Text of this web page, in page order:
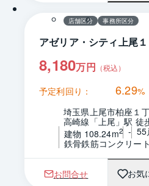
店舗区分 事務所区分
アゼリア・シティ上尾１
8,180万円 （税込）
予定利回り： 6.29%
埼玉県上尾市柏座１
高崎線「上尾」駅 徒
建物 108.24m2 - 55
鉄骨鉄筋コンクリー
お問合せ お気
1